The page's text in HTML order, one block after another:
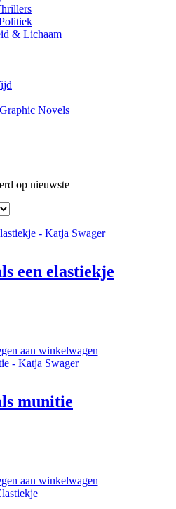
& Lichaam
Novels
op nieuwste
een elastiekje
aan winkelwagen
munitie
aan winkelwagen